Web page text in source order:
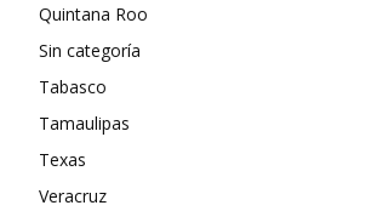
Quintana Roo
Sin categoría
Tabasco
Tamaulipas
Texas
Veracruz